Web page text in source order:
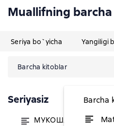
Muallifning
Seriya bo`yicha Yangiligi
Barcha kitoblar
Barcha
Seriyasiz
МУКОШАФАТУЛ